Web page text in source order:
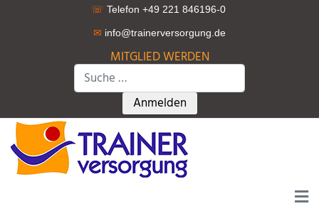
☏ Telefon +49 221 846196-0
✉ info@trainerversorgung.de
MITGLIED WERDEN
Suchen
Type 2 or more characters for
Anmelden